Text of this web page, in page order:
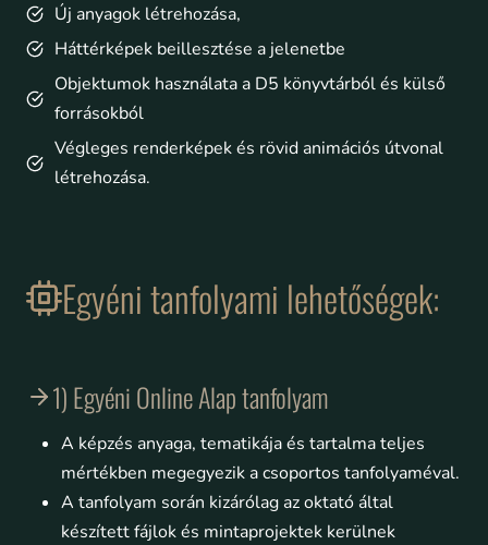
Új anyagok létrehozása,
Háttérképek beillesztése a jelenetbe
Objektumok használata a D5 könyvtárból és külső
forrásokból
Végleges renderképek és rövid animációs útvonal
létrehozása.
Egyéni tanfolyami lehetőségek:
1) Egyéni Online Alap tanfolyam
A képzés anyaga, tematikája és tartalma teljes
mértékben megegyezik a csoportos tanfolyaméval.
A tanfolyam során kizárólag az oktató által
készített fájlok és mintaprojektek kerülnek